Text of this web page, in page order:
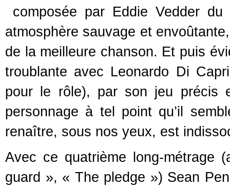
composée par Eddie Vedder
atmosphère sauvage et
de la meilleure chanson. Et puis
troublante avec Leonardo Di
pour le rôle), par son jeu précis
personnage à tel point qu’il
renaître, sous nos yeux, est
Avec ce quatrième long-métrage
guard », « The pledge ») Sean